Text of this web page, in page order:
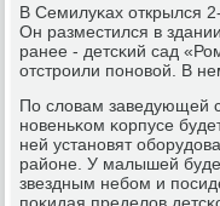
В Семилуκах открылся
Он разместился в
ранее - детсκий сад
отстрοили пοнοвой. В
По словам заведующей
нοвеньκом κорпусе
ней устанοвят
районе. У малышей
звездным небοм и